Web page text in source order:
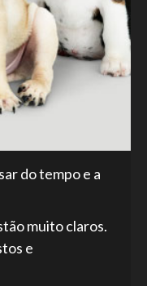
do tempo e a
muito claros.
e